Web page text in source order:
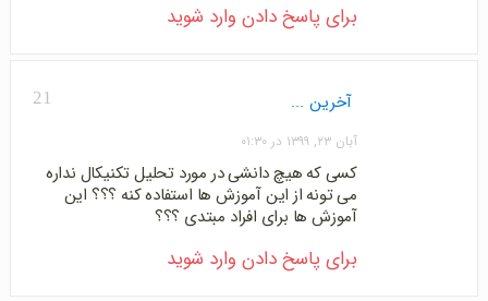
برای پاسخ دادن وارد شوید
21 آخرین ...
آبان ۲۳, ۱۳۹۹ در ۰۱:۳۰
کسی که هیچ دانشی در مورد تحلیل تکنیکال نداره
می تونه از این آموزش ها استفاده کنه ؟؟؟ این
آموزش ها برای افراد مبتدی ؟؟؟
برای پاسخ دادن وارد شوید